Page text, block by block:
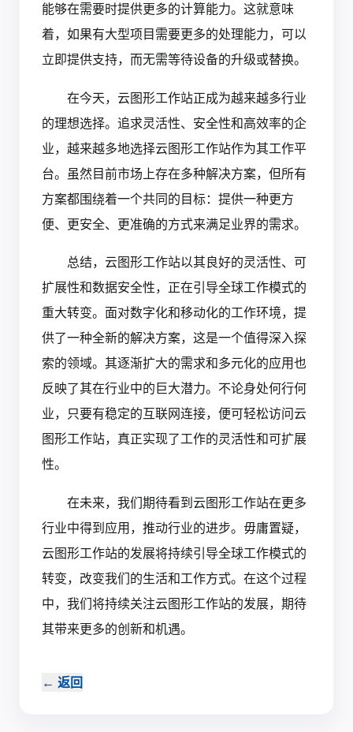
能够在需要时提供更多的计算能力。这就意味
着，如果有大型项目需要更多的处理能力，可以
立即提供支持，而无需等待设备的升级或替换。
在今天，云图形工作站正成为越来越多行业
的理想选择。追求灵活性、安全性和高效率的企
业，越来越多地选择云图形工作站作为其工作平
台。虽然目前市场上存在多种解决方案，但所有
方案都围绕着一个共同的目标：提供一种更方
便、更安全、更准确的方式来满足业界的需求。
总结，云图形工作站以其良好的灵活性、可
扩展性和数据安全性，正在引导全球工作模式的
重大转变。面对数字化和移动化的工作环境，提
供了一种全新的解决方案，这是一个值得深入探
索的领域。其逐渐扩大的需求和多元化的应用也
反映了其在行业中的巨大潜力。不论身处何行何
业，只要有稳定的互联网连接，便可轻松访问云
图形工作站，真正实现了工作的灵活性和可扩展
性。
在未来，我们期待看到云图形工作站在更多
行业中得到应用，推动行业的进步。毋庸置疑，
云图形工作站的发展将持续引导全球工作模式的
转变，改变我们的生活和工作方式。在这个过程
中，我们将持续关注云图形工作站的发展，期待
其带来更多的创新和机遇。‍
← 返回